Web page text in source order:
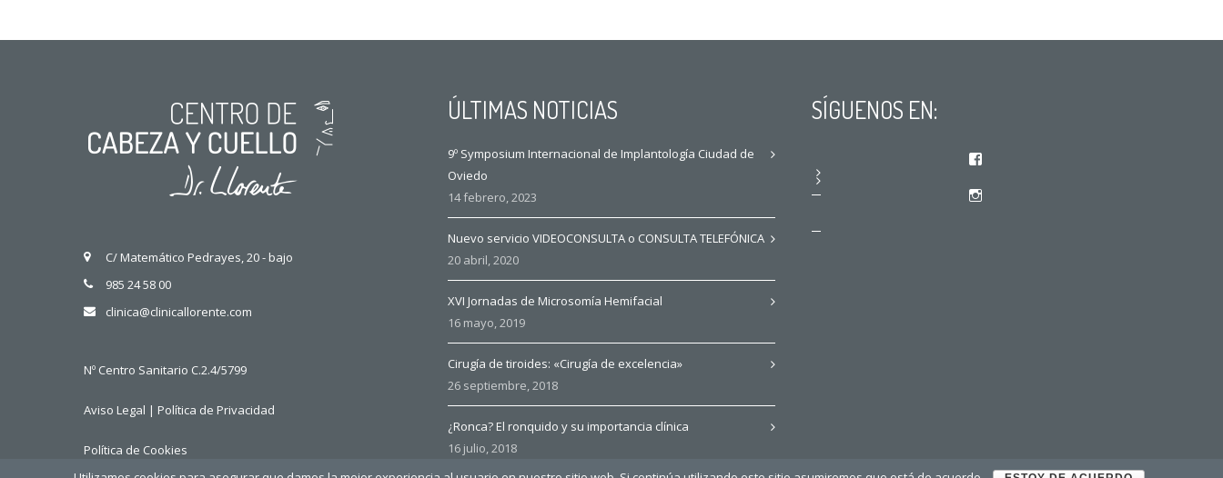
C/ Matemático Pedrayes, 20 - bajo
985 24 58 00
clinica@clinicallorente.com
Nº Centro Sanitario C.2.4/5799
Aviso Legal | Política de Privacidad
Política de Cookies
ÚLTIMAS NOTICIAS
9º Symposium Internacional de Implantología Ciudad de
Oviedo
14 febrero, 2023
Nuevo servicio VIDEOCONSULTA o CONSULTA TELEFÓNICA
20 abril, 2020
XVI Jornadas de Microsomía Hemifacial
16 mayo, 2019
Cirugía de tiroides: «Cirugía de excelencia»
26 septiembre, 2018
¿Ronca? El ronquido y su importancia clínica
16 julio, 2018
SÍGUENOS EN: